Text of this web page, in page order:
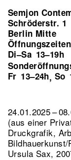
Semjon
Schröderstr. 1
Berlin Mitte
Öffnungszeiten
Di–Sa 13–19h
Fr 13–24h, So
24.01.2025 –
(aus einer
Druckgrafik,
Ursula Sax,